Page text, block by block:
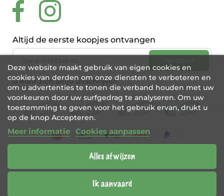
Altijd de eerste koopjes ontvangen
U kunt zich altijd uitschrijven
Deze website maakt gebruik van eigen cookies en
cookies van derden om onze diensten te verbeteren en
om u advertenties te tonen die verband houden met uw
voorkeuren door uw surfgedrag te analyseren. Om uw
toestemming te geven voor het gebruik ervan, drukt u
op de knop Accepteren.
Meer informatie Cookies aanpassen
Alles afwijzen
Ik aanvaard
BE 0456 421 721
Webshop doorTajriba